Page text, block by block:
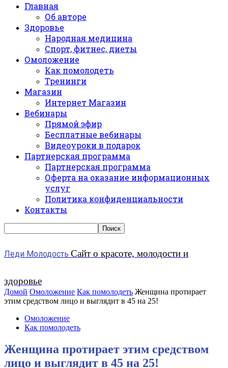
Главная
Об авторе
Здоровье
Народная медицина
Спорт, фитнес, диеты
Омоложение
Как помолодеть
Тренинги
Магазин
Интернет Магазин
Вебинары
Прямой эфир
Бесплатные вебинары
Видеоуроки в подарок
Партнерская программа
Партнерская программа
Оферта на оказание информационных
услуг
Политика конфиденциальности
Контакты
Леди Молодость Сайт о красоте, молодости и
здоровье
Домой Омоложение Как помолодеть Женщина протирает
этим средством лицо и выглядит в 45 на 25!
Омоложение
Как помолодеть
Женщина протирает этим средством
лицо и выглядит в 45 на 25!